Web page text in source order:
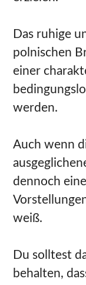
Das ruhige
polnischen
einer
werden.
Auch wenn
dennoch
weiß.
Du solltest
behalten,